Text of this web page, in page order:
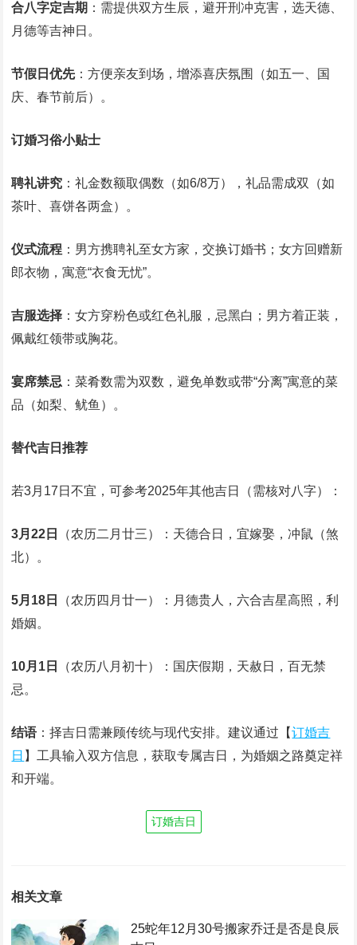
合八字定吉期 ：需提供双方生辰，避开刑冲克害，选天德、
月德等吉神日。
节假日优先：方便亲友到场，增添喜庆氛围（如五一、国
庆、春节前后）。
订婚习俗小贴士
聘礼讲究 ：礼金数额取偶数（如6/8万），礼品需成双（如
茶叶、喜饼各两盒）。
仪式流程 ：男方携聘礼至女方家，交换订婚书；女方回赠新
郎衣物，寓意“衣食无忧”。
吉服选择 ：女方穿粉色或红色礼服，忌黑白；男方着正装，
佩戴红领带或胸花。
宴席禁忌 ：菜肴数需为双数，避免单数或带“分离”寓意的菜
品（如梨、鱿鱼）。
替代吉日推荐
若3月17日不宜，可参考2025年其他吉日（需核对八字）：
3月22日
（农历二月廿三）：天德合日，宜嫁娶，冲鼠（煞
北）。
5月18日
（农历四月廿一）：月德贵人，六合吉星高照，利
婚姻。
10月1日
（农历八月初十）：国庆假期，天赦日，百无禁
忌。
结语：择吉日需兼顾传统与现代安排。建议通过【订婚吉
日 】工具输入双方信息，获取专属吉日，为婚姻之路奠定祥
和开端。
订婚吉日
相关文章
25蛇年12月30号搬家乔迁是否是良辰